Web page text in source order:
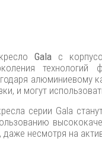
Gala с
алюминиевому
и могут
серии Gala
даже несмотря на